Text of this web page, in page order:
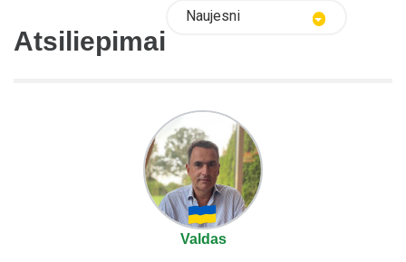
Atsiliepimai
Naujesni
Valdas